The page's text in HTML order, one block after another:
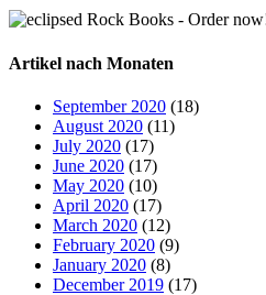
Artikel nach Monaten
September 2020 (18)
August 2020 (11)
July 2020 (17)
June 2020 (17)
May 2020 (10)
April 2020 (17)
March 2020 (12)
February 2020 (9)
January 2020 (8)
December 2019 (17)